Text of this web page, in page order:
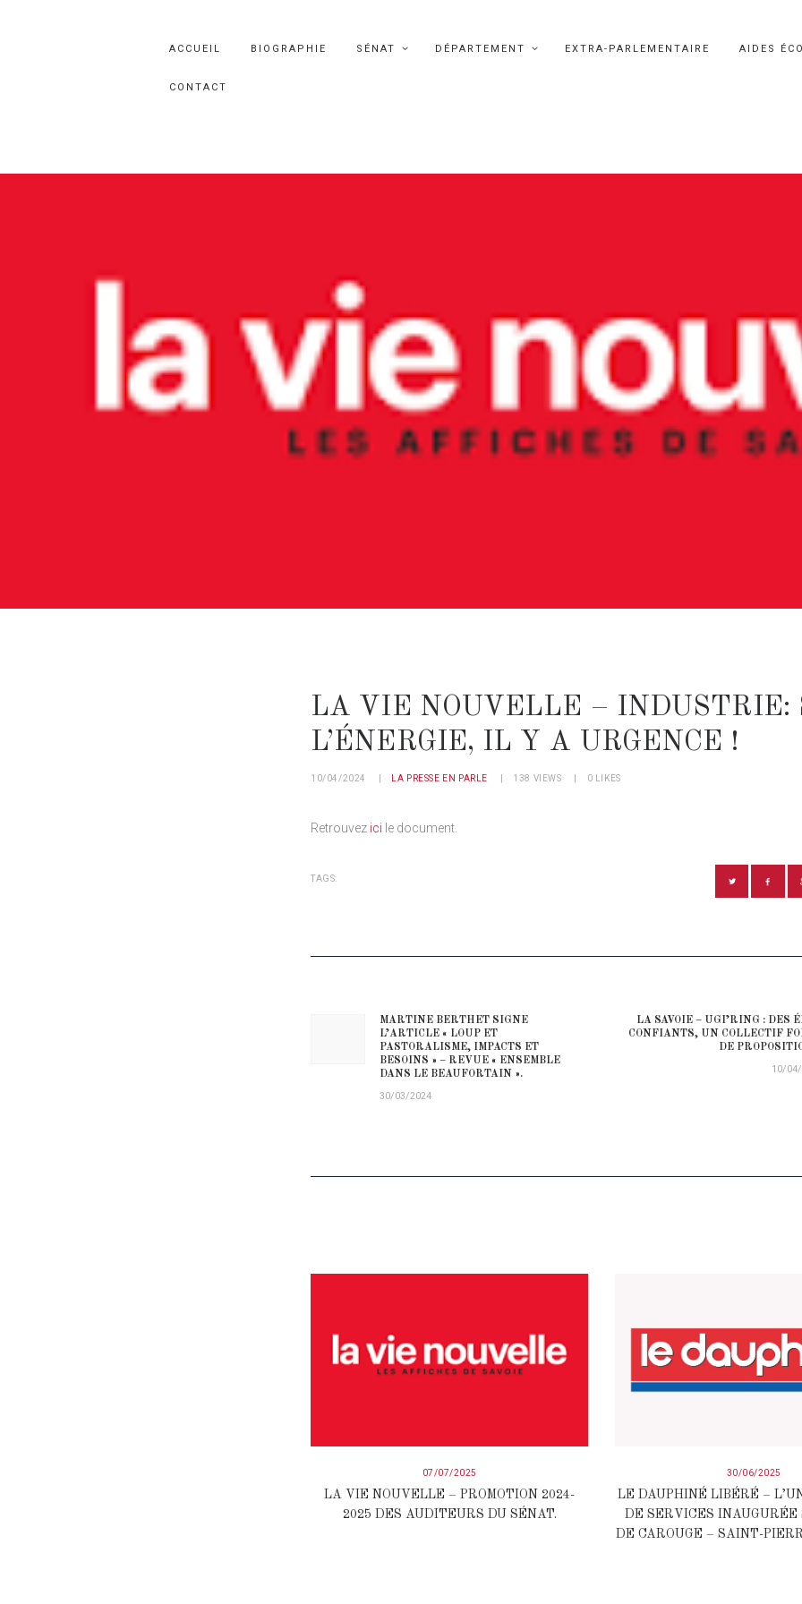
ACCUEIL BIOGRAPHIE SÉNAT DÉPARTEMENT EXTRA-PARLEMENTAIRE AIDES
CONTACT
LA VIE NOUVELLE – INDUSTRIE:
L’ÉNERGIE, IL Y A URGENCE !
10/04/2024 LA PRESSE EN PARLE 138 VIEWS 0 LIKES
Retrouvez ici le document.
TAGS:
Previous post:
MARTINE BERTHET SIGNE
L’ARTICLE « LOUP ET
PASTORALISME, IMPACTS ET
BESOINS » – REVUE « ENSEMBLE
DANS LE BEAUFORTAIN ».
30/03/2024
LA SAVOIE – UGI’RING : DES
CONFIANTS, UN COLLECTIF
DE
10/
07/07/2025
LA VIE NOUVELLE – PROMOTION 2024-
2025 DES AUDITEURS DU SÉNAT.
30/06/2025
LE DAUPHINÉ LIBÉRÉ –
DE SERVICES INAUGURÉE
DE CAROUGE – SAINT-